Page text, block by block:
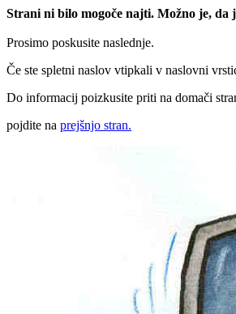
Strani ni bilo mogoče najti. Možno je, da
Prosimo poskusite naslednje.
Če ste spletni naslov vtipkali v naslovni
Do informacij poizkusite priti na domači
pojdite na prejšnjo stran.